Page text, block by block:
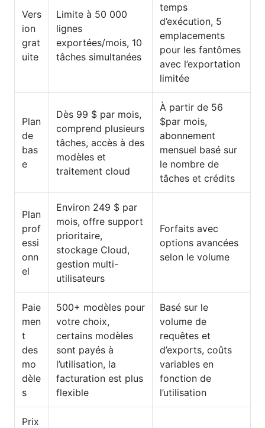
Vers
ion
grat
uite
Limite à 50 000
lignes
exportées/mois, 10
tâches simultanées
temps
d’exécution, 5
emplacements
pour les fantômes
avec l’exportation
limitée
Plan
de
bas
e
Dès 99 $ par mois,
comprend plusieurs
tâches, accès à des
modèles et
traitement cloud
À partir de 56
$par mois,
abonnement
mensuel basé sur
le nombre de
tâches et crédits
Plan
prof
essi
onn
el
Environ 249 $ par
mois, offre support
prioritaire,
stockage Cloud,
gestion multi-
utilisateurs
Forfaits avec
options avancées
selon le volume
Paie
men
t
des
mo
dèle
s
500+ modèles pour
votre choix,
certains modèles
sont payés à
l’utilisation, la
facturation est plus
flexible
Basé sur le
volume de
requêtes et
d’exports, coûts
variables en
fonction de
l’utilisation
Prix